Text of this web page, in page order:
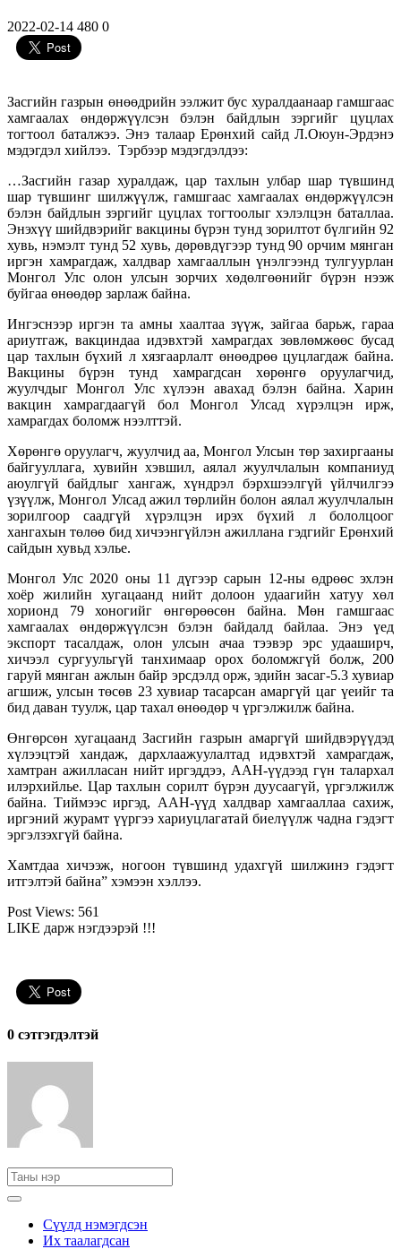
2022-02-14 480 0
Засгийн газрын өнөөдрийн ээлжит бус хуралдаанаар гамшгаас
хамгаалах өндөржүүлсэн бэлэн байдлын зэргийг цуцлах
тогтоол баталжээ. Энэ талаар Ерөнхий сайд Л.Оюун-Эрдэнэ
мэдэгдэл хийлээ. Тэрбээр мэдэгдэлдээ:
…Засгийн газар хуралдаж, цар тахлын улбар шар түвшинд
шар түвшинг шилжүүлж, гамшгаас хамгаалах өндөржүүлсэн
бэлэн байдлын зэргийг цуцлах тогтоолыг хэлэлцэн баталлаа.
Энэхүү шийдвэрийг вакцины бүрэн тунд зорилтот бүлгийн 92
хувь, нэмэлт тунд 52 хувь, дөрөвдүгээр тунд 90 орчим мянган
иргэн хамрагдаж, халдвар хамгааллын үнэлгээнд тулгуурлан
Монгол Улс олон улсын зорчих хөдөлгөөнийг бүрэн нээж
буйгаа өнөөдөр зарлаж байна.
Ингэснээр иргэн та амны хаалтаа зүүж, зайгаа барьж, гараа
ариутгаж, вакциндаа идэвхтэй хамрагдах зөвлөмжөөс бусад
цар тахлын бүхий л хязгаарлалт өнөөдрөө цуцлагдаж байна.
Вакцины бүрэн тунд хамрагдсан хөрөнгө оруулагчид,
жуулчдыг Монгол Улс хүлээн авахад бэлэн байна. Харин
вакцин хамрагдаагүй бол Монгол Улсад хүрэлцэн ирж,
хамрагдах боломж нээлттэй.
Хөрөнгө оруулагч, жуулчид аа, Монгол Улсын төр захиргааны
байгууллага, хувийн хэвшил, аялал жуулчлалын компаниуд
аюулгүй байдлыг хангаж, хүндрэл бэрхшээлгүй үйлчилгээ
үзүүлж, Монгол Улсад ажил төрлийн болон аялал жуулчлалын
зорилгоор саадгүй хүрэлцэн ирэх бүхий л бололцоог
хангахын төлөө бид хичээнгүйлэн ажиллана гэдгийг Ерөнхий
сайдын хувьд хэлье.
Монгол Улс 2020 оны 11 дүгээр сарын 12-ны өдрөөс эхлэн
хоёр жилийн хугацаанд нийт долоон удаагийн хатуу хөл
хорионд 79 хоногийг өнгөрөөсөн байна. Мөн гамшгаас
хамгаалах өндөржүүлсэн бэлэн байдалд байлаа. Энэ үед
экспорт тасалдаж, олон улсын ачаа тээвэр эрс удааширч,
хичээл сургуульгүй танхимаар орох боломжгүй болж, 200
гаруй мянган ажлын байр эрсдэлд орж, эдийн засаг-5.3 хувиар
агшиж, улсын төсөв 23 хувиар тасарсан амаргүй цаг үеийг та
бид даван туулж, цар тахал өнөөдөр ч үргэлжилж байна.
Өнгөрсөн хугацаанд Засгийн газрын амаргүй шийдвэрүүдэд
хүлээцтэй хандаж, дархлаажуулалтад идэвхтэй хамрагдаж,
хамтран ажилласан нийт иргэддээ, ААН-үүдээд гүн талархал
илэрхийлье. Цар тахлын сорилт бүрэн дуусаагүй, үргэлжилж
байна. Тиймээс иргэд, ААН-үүд халдвар хамгааллаа сахиж,
иргэний журамт үүргээ хариуцлагатай биелүүлж чадна гэдэгт
эргэлзэхгүй байна.
Хамтдаа хичээж, ногоон түвшинд удахгүй шилжинэ гэдэгт
итгэлтэй байна” хэмээн хэллээ.
Post Views: 561
LIKE дарж нэгдээрэй !!!
0 cэтгэгдэлтэй
Сүүлд нэмэгдсэн
Их таалагдсан